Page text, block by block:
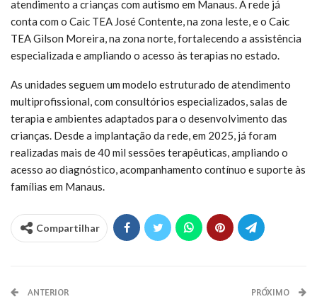
atendimento a crianças com autismo em Manaus. A rede já
conta com o Caic TEA José Contente, na zona leste, e o Caic
TEA Gilson Moreira, na zona norte, fortalecendo a assistência
especializada e ampliando o acesso às terapias no estado.
As unidades seguem um modelo estruturado de atendimento
multiprofissional, com consultórios especializados, salas de
terapia e ambientes adaptados para o desenvolvimento das
crianças. Desde a implantação da rede, em 2025, já foram
realizadas mais de 40 mil sessões terapêuticas, ampliando o
acesso ao diagnóstico, acompanhamento contínuo e suporte às
famílias em Manaus.
Compartilhar
ANTERIOR PRÓXIMO